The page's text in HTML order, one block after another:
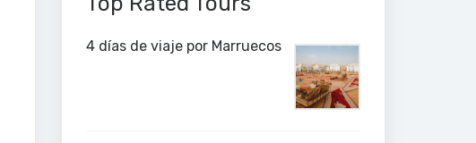
4 días de viaje por Marruecos